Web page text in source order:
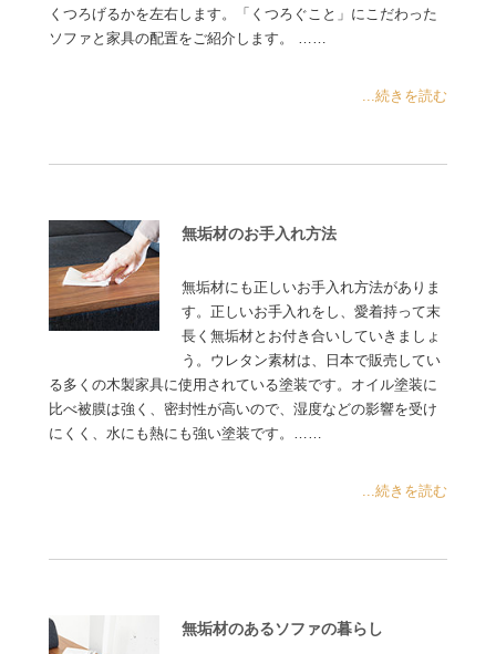
くつろげるかを左右します。「くつろぐこと」にこだわった
ソファと家具の配置をご紹介します。 ……
...続きを読む
無垢材のお手入れ方法
無垢材にも正しいお手入れ方法がありま
す。正しいお手入れをし、愛着持って末
長く無垢材とお付き合いしていきましょ
う。ウレタン素材は、日本で販売してい
る多くの木製家具に使用されている塗装です。オイル塗装に
比べ被膜は強く、密封性が高いので、湿度などの影響を受け
にくく、水にも熱にも強い塗装です。……
...続きを読む
無垢材のあるソファの暮らし